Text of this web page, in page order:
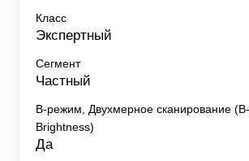
Класс
Экспертный
Сегмент
Частный
B-режим, Двухмерное сканирование
Brightness)
Да